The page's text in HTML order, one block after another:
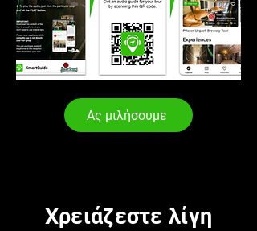
Ας μιλήσουμε
Χρειάζεστε λίγη